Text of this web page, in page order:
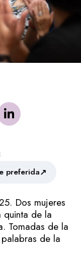
preferida↗
Dos mujeres
quinta de la
Tomadas de la
de la